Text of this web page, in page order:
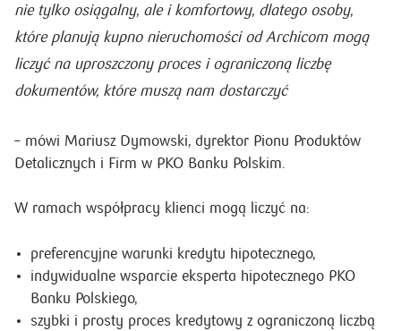
nie tylko osiągalny, ale i komfortowy, dlatego osoby,
które planują kupno nieruchomości od Archicom mogą
liczyć na uproszczony proces i ograniczoną liczbę
dokumentów, które muszą nam dostarczyć
– mówi Mariusz Dymowski, dyrektor Pionu Produktów
Detalicznych i Firm w PKO Banku Polskim.
W ramach współpracy klienci mogą liczyć na:
preferencyjne warunki kredytu hipotecznego,
indywidualne wsparcie eksperta hipotecznego PKO
Banku Polskiego,
szybki i prosty proces kredytowy z ograniczoną liczbą